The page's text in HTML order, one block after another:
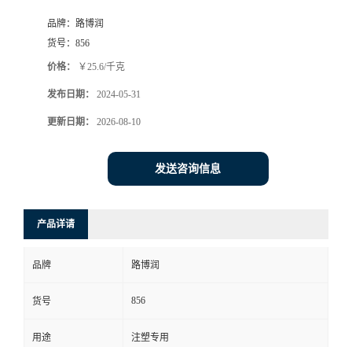
品牌： 路博润
货号： 856
价格： ￥25.6/千克
发布日期： 2024-05-31
更新日期： 2026-08-10
发送咨询信息
产品详请
品牌 路博润
货号 856
用途 注塑专用